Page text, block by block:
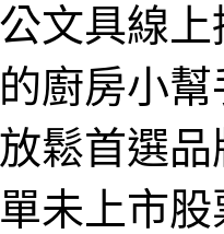
文具線上
廚房小幫
鬆首選品
未上市